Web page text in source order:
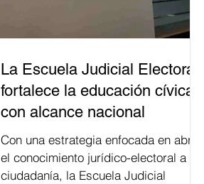
La Escuela Judicial Electoral
fortalece la educación cívica
con alcance nacional
Con una estrategia enfocada en abrir
el conocimiento jurídico-electoral a la
ciudadanía, la Escuela Judicial